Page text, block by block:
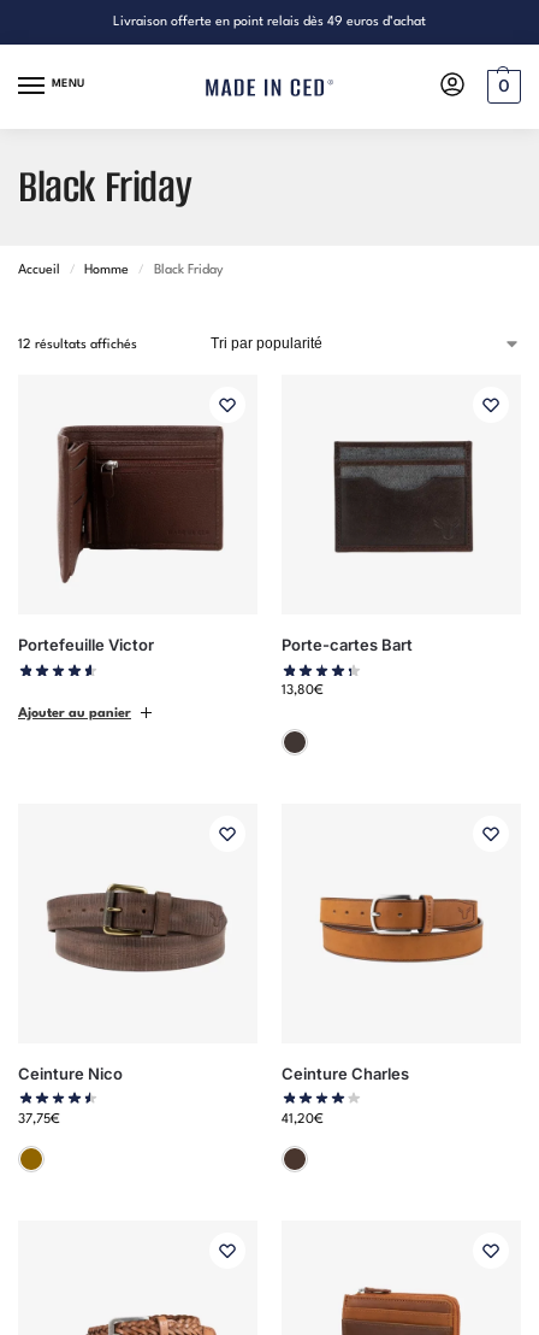
Livraison offerte en point relais dès 49 euros d’achat
MENU 0
Black Friday
Accueil / Homme / Black Friday
12 résultats affichés
Portefeuille Victor
Ajouter au panier
Porte-cartes Bart
13,80€
Ceinture Nico
37,75€
Ceinture Charles
41,20€